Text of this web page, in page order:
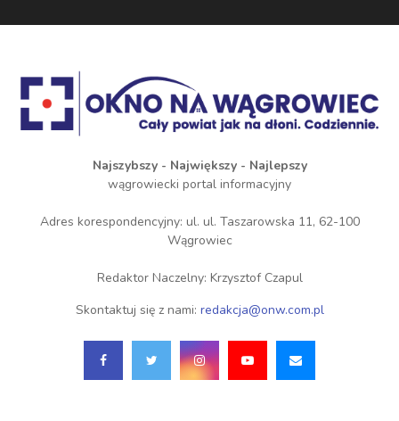
Najszybszy - Największy - Najlepszy
wągrowiecki portal informacyjny
Adres korespondencyjny: ul. ul. Taszarowska 11, 62-100
Wągrowiec
Redaktor Naczelny: Krzysztof Czapul
Skontaktuj się z nami: redakcja@onw.com.pl